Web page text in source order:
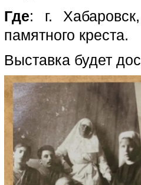
Где: г.
памятного креста.
Выставка будет